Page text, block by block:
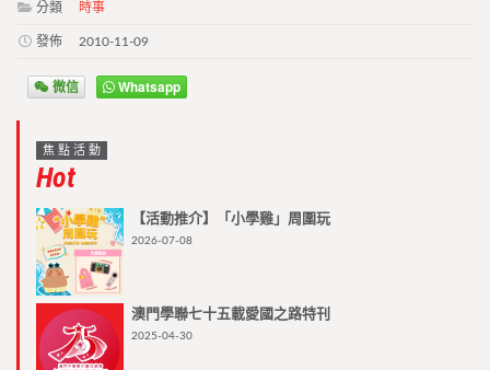
分類 時事
發佈 2010-11-09
微信 Whatsapp
焦點活動
Hot
【活動推介】「小學雞」周圍玩
2026-07-08
澳門學聯七十五載愛國之路特刊
2025-04-30